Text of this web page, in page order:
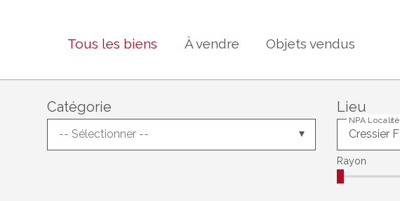
Tous les biens À vendre Objets vendus
Catégorie
-- Sélectionner --
Lieu
NPA Localité
Rayon